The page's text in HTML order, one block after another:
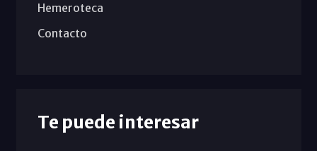
Hemeroteca
Contacto
Te puede interesar